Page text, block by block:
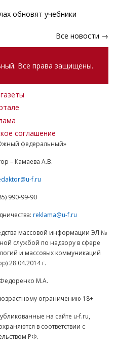
обновят учебники
Все новости →
Все права защищены.
соглашение
федеральный»
– Камаева А.В.
f.ru
990-99-90
reklama@u-f.ru
массовой информации ЭЛ №
службой по надзору в сфере
и массовых коммуникаций
28.04.2014 г.
М.А.
возрастному ограничению 18+
на сайте u-f.ru,
в соответствии с
РФ.